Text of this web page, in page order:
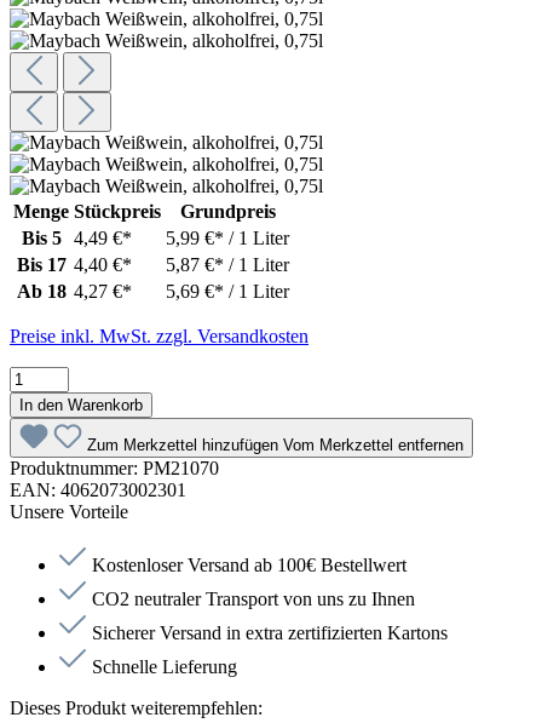
Menge Stückpreis
Grundpreis
Bis 5 4,49 €*
5,99 €* / 1 Liter
Bis 17 4,40 €*
5,87 €* / 1 Liter
Ab 18 4,27 €* 5,69 €* / 1 Liter
Preise inkl. MwSt. zzgl. Versandkosten
In den Warenkorb
Zum Merkzettel hinzufügen Vom Merkzettel entfernen
Produktnummer: PM21070
EAN: 4062073002301
Unsere Vorteile
Kostenloser Versand ab 100€ Bestellwert
CO2 neutraler Transport von uns zu Ihnen
Sicherer Versand in extra zertifizierten Kartons
Schnelle Lieferung
Dieses Produkt weiterempfehlen: